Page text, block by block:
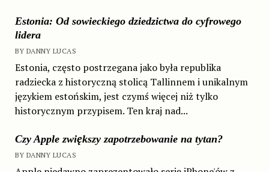
Estonia: Od sowieckiego dziedzictwa do cyfrowego
lidera
BY DANNY LUCAS
Estonia, często postrzegana jako była republika
radziecka z historyczną stolicą Tallinnem i unikalnym
językiem estońskim, jest czymś więcej niż tylko
historycznym przypisem. Ten kraj nad...
Czy Apple zwiększy zapotrzebowanie na tytan?
BY DANNY LUCAS